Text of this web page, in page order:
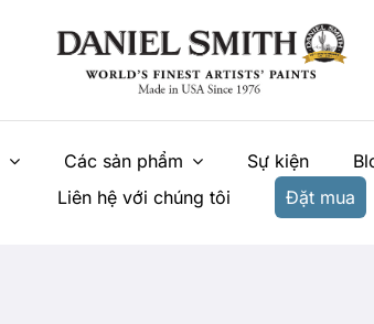
Các sản phẩm Sự kiện
Liên hệ với chúng tôi
Đặt mua